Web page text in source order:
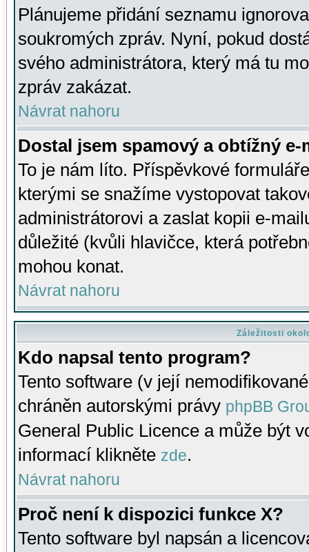
Plánujeme přidání seznamu
soukromých zpráv. Nyní, pokud
svého administrátora, který má tu
zpráv zakázat.
Návrat nahoru
Dostal jsem spamový a obtížný
To je nám líto. Příspěvkové
kterými se snažíme vystopovat
administrátorovi a zaslat kopii e-
důležité (kvůli hlavičce, která
mohou konat.
Návrat nahoru
Záležitosti
Kdo napsal tento program?
Tento software (v její
chráněn autorskými právy phpBB
General Public Licence a může být
informací klikněte zde.
Návrat nahoru
Proč není k dispozici funkce X?
Tento software byl napsán a